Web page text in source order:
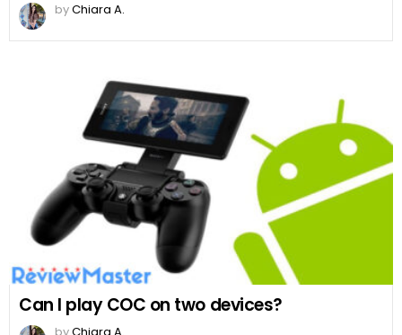
byChiara A.
Can I play COC on two devices?